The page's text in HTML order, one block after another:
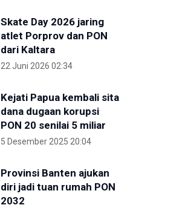
Skate Day 2026 jaring
atlet Porprov dan PON
dari Kaltara
22 Juni 2026 02:34
Kejati Papua kembali sita
dana dugaan korupsi
PON 20 senilai 5 miliar
5 Desember 2025 20:04
Provinsi Banten ajukan
diri jadi tuan rumah PON
2032